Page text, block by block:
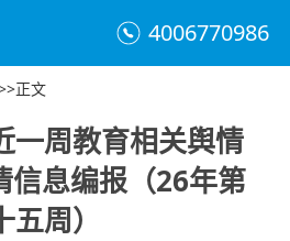
4006770986
正文
一周教育相关舆情
信息编报（26年第
五周）